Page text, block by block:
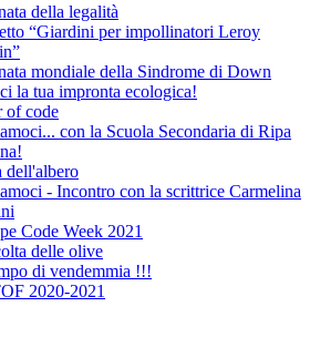
della legalità
“Giardini per impollinatori Leroy
mondiale della Sindrome di Down
la tua impronta ecologica!
of code
con la Scuola Secondaria di Ripa
dell'albero
- Incontro con la scrittrice Carmelina
Code Week 2021
delle olive
di vendemmia !!!
2020-2021